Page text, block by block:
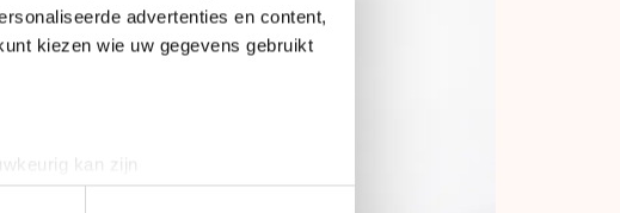
advertenties en content,
kiezen wie uw gegevens gebruikt
kan zijn
(fingerprinting)